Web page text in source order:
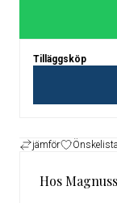
Tilläggsköp
jämför Önskelista
Hos